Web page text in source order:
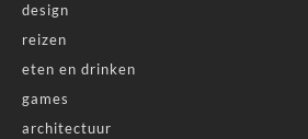
design
reizen
eten en drinken
games
architectuur